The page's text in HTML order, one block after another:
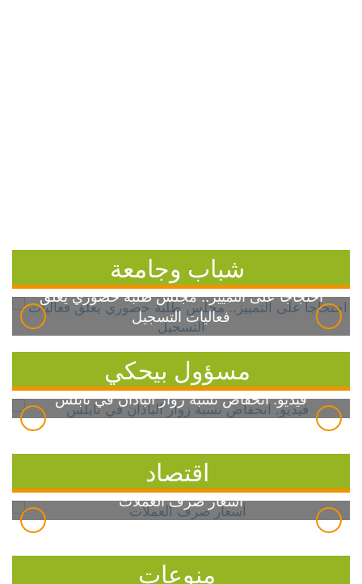
شباب وجامعة
احتجاجاً على التمييز.. مجلس طلبة خضوري يعلق
فعاليات التسجيل
مسؤول بيحكي
فيديو: انخفاض نسبة زوار الباذان في نابلس
اقتصاد
أسعار صرف العملات
منوعات